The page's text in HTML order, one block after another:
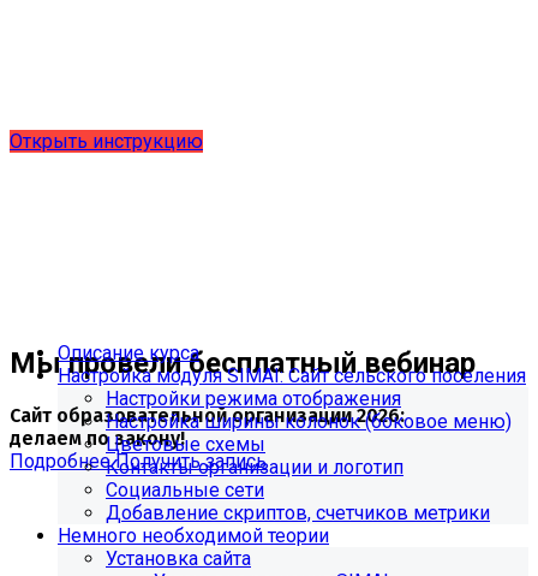
Открыть инструкцию
Мы провели бесплатный вебинар
Сайт образовательной организации 2026:
делаем по закону!
ПодробнееПолучить запись
Описание курса
Настройка модуля SIMAI: Сайт сельского поселения
Настройки режима отображения
Настройка ширины колонок (боковое меню)
Цветовые схемы
Контакты организации и логотип
Социальные сети
Добавление скриптов, счетчиков метрики
Немного необходимой теории
Установка сайта